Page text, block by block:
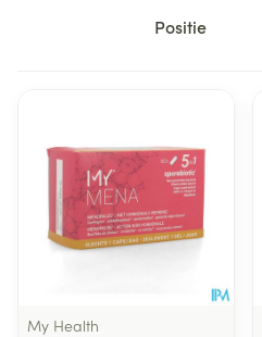
Sorteer op:
My Health